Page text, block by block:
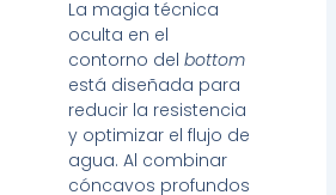
La magia técnica
oculta en el
contorno delbottom
está diseñada para
reducir la resistencia
y optimizar el flujo de
agua. Al combinar
cóncavos profundos